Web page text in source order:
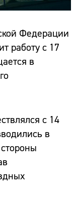
Федерации
работу с 17
в
с 14
в